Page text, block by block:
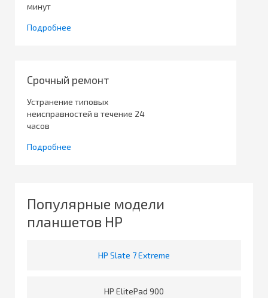
минут
Подробнее
Срочный ремонт
Устранение типовых
неисправностей в течение 24
часов
Подробнее
Популярные модели
планшетов HP
HP Slate 7 Extreme
HP ElitePad 900